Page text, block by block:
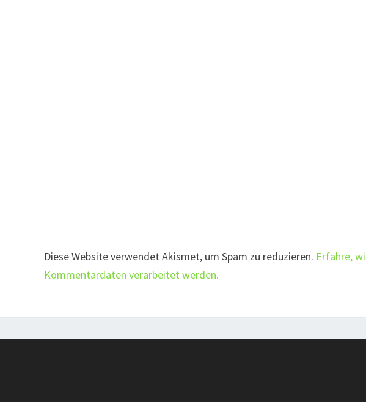
Diese Website verwendet Akismet, um Spam zu reduzieren. Erfahre,
Kommentardaten verarbeitet werden.